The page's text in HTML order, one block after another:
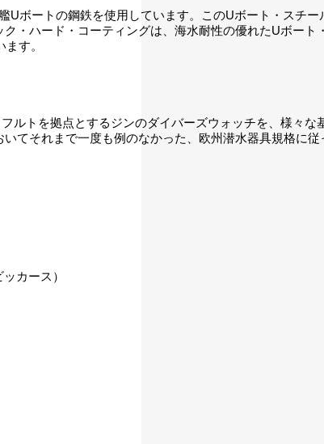
ボートの鋼鉄を使用しています。このUボート・スチ
・ハード・コーティングは、海水耐性の優れたUボー
す。
ルトを拠点とするジンのダイバーズウォッチを、様々
てそれまで一度も例のなかった、欧州潜水器具規格に従
カース）